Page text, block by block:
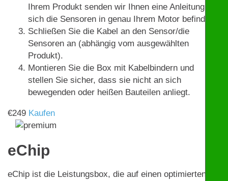
Ihrem Produkt senden wir Ihnen eine Anleitung, wo
sich die Sensoren in genau Ihrem Motor befinden.
Schließen Sie die Kabel an den Sensor/die
Sensoren an (abhängig vom ausgewählten
Produkt).
Montieren Sie die Box mit Kabelbindern und
stellen Sie sicher, dass sie nicht an sich
bewegenden oder heißen Bauteilen anliegt.
€249 Kaufen
eChip
eChip ist die Leistungsbox, die auf einen optimierten